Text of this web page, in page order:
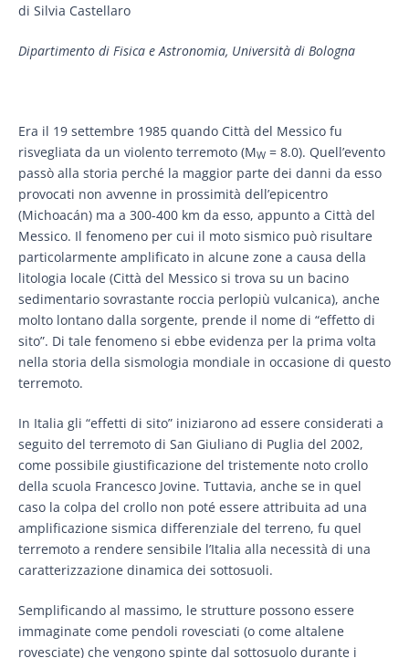
di Silvia Castellaro
Dipartimento di Fisica e Astronomia, Università di Bologna
Era il 19 settembre 1985 quando Città del Messico fu
risvegliata da un violento terremoto (MW = 8.0). Quell’evento
passò alla storia perché la maggior parte dei danni da esso
provocati non avvenne in prossimità dell’epicentro
(Michoacán) ma a 300-400 km da esso, appunto a Città del
Messico. Il fenomeno per cui il moto sismico può risultare
particolarmente amplificato in alcune zone a causa della
litologia locale (Città del Messico si trova su un bacino
sedimentario sovrastante roccia perlopiù vulcanica), anche
molto lontano dalla sorgente, prende il nome di “effetto di
sito”. Di tale fenomeno si ebbe evidenza per la prima volta
nella storia della sismologia mondiale in occasione di questo
terremoto.
In Italia gli “effetti di sito” iniziarono ad essere considerati a
seguito del terremoto di San Giuliano di Puglia del 2002,
come possibile giustificazione del tristemente noto crollo
della scuola Francesco Jovine. Tuttavia, anche se in quel
caso la colpa del crollo non poté essere attribuita ad una
amplificazione sismica differenziale del terreno, fu quel
terremoto a rendere sensibile l’Italia alla necessità di una
caratterizzazione dinamica dei sottosuoli.
Semplificando al massimo, le strutture possono essere
immaginate come pendoli rovesciati (o come altalene
rovesciate) che vengono spinte dal sottosuolo durante i